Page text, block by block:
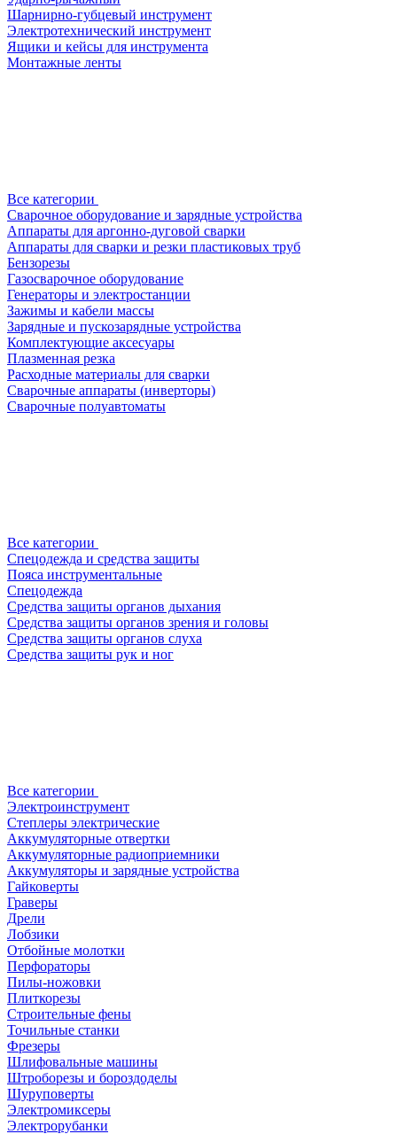
Шарнирно-губцевый инструмент
Электротехнический инструмент
Ящики и кейсы для инструмента
Монтажные ленты
Все категории
Сварочное оборудование и зарядные устройства
Аппараты для аргонно-дуговой сварки
Аппараты для сварки и резки пластиковых труб
Бензорезы
Газосварочное оборудование
Генераторы и электростанции
Зажимы и кабели массы
Зарядные и пускозарядные устройства
Комплектующие аксесуары
Плазменная резка
Расходные материалы для сварки
Сварочные аппараты (инверторы)
Сварочные полуавтоматы
Все категории
Спецодежда и средства защиты
Пояса инструментальные
Спецодежда
Средства защиты органов дыхания
Средства защиты органов зрения и головы
Средства защиты органов слуха
Средства защиты рук и ног
Все категории
Электроинструмент
Степлеры электрические
Аккумуляторные отвертки
Аккумуляторные радиоприемники
Аккумуляторы и зарядные устройства
Гайковерты
Граверы
Дрели
Лобзики
Отбойные молотки
Перфораторы
Пилы-ножовки
Плиткорезы
Строительные фены
Точильные станки
Фрезеры
Шлифовальные машины
Штроборезы и бороздоделы
Шуруповерты
Электромиксеры
Электрорубанки